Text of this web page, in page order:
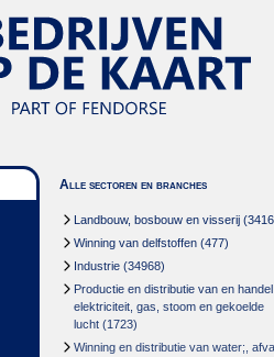
Alle sectoren en branches
Landbouw, bosbouw en visserij
Winning van delfstoffen (477)
Industrie (34968)
Productie en distributie van en
elektriciteit, gas, stoom en gekoelde
lucht (1723)
Winning en distributie van water;,